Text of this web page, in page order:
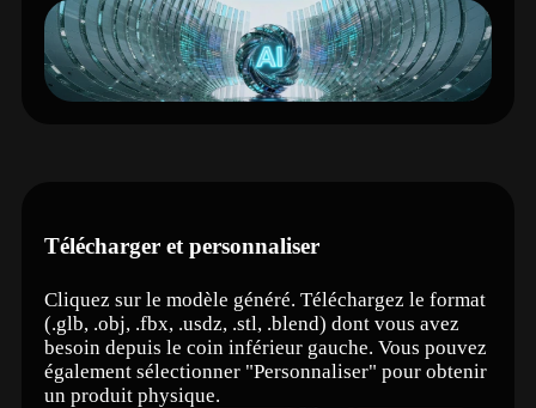
Télécharger et personnaliser
Cliquez sur le modèle généré. Téléchargez le format
(.glb, .obj, .fbx, .usdz, .stl, .blend) dont vous avez
besoin depuis le coin inférieur gauche. Vous pouvez
également sélectionner "Personnaliser" pour obtenir
un produit physique.